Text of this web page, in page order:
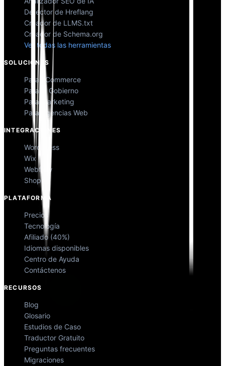
Detector de Hreflang
Creador de LLMS.txt
Creador de Schema.org
Ver todas las herramientas
SOLUCIONES
Para eCommerce
Para el Gobierno
Para Marketing
Para Agencias Web
INTEGRACIONES
WordPress
Wix
Webflow
Shopify
PLATAFORMA
Precios
Tecnología
Afiliado (40%)
Idiomas disponibles
Centro de Ayuda
Contáctenos
RECURSOS
Blog
Glosario
Estudios de Caso
Traductor Gratuito
Preguntas frecuentes
Migraciones